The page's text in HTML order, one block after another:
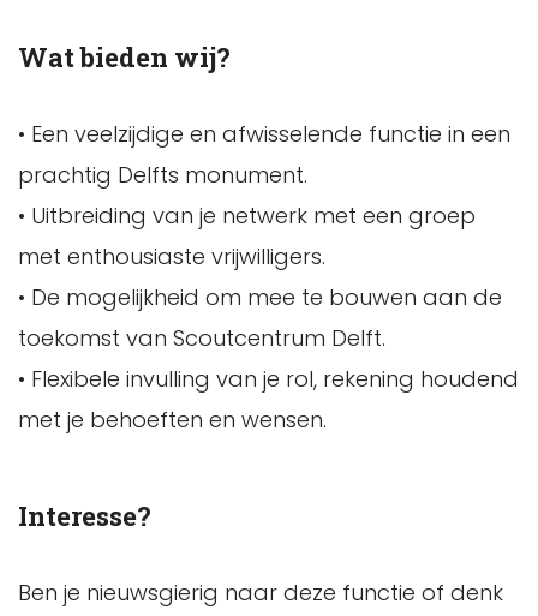
Wat bieden wij?
• Een veelzijdige en afwisselende functie in een
prachtig Delfts monument.
• Uitbreiding van je netwerk met een groep
met enthousiaste vrijwilligers.
• De mogelijkheid om mee te bouwen aan de
toekomst van Scoutcentrum Delft.
• Flexibele invulling van je rol, rekening houdend
met je behoeften en wensen.
Interesse?
Ben je nieuwsgierig naar deze functie of denk